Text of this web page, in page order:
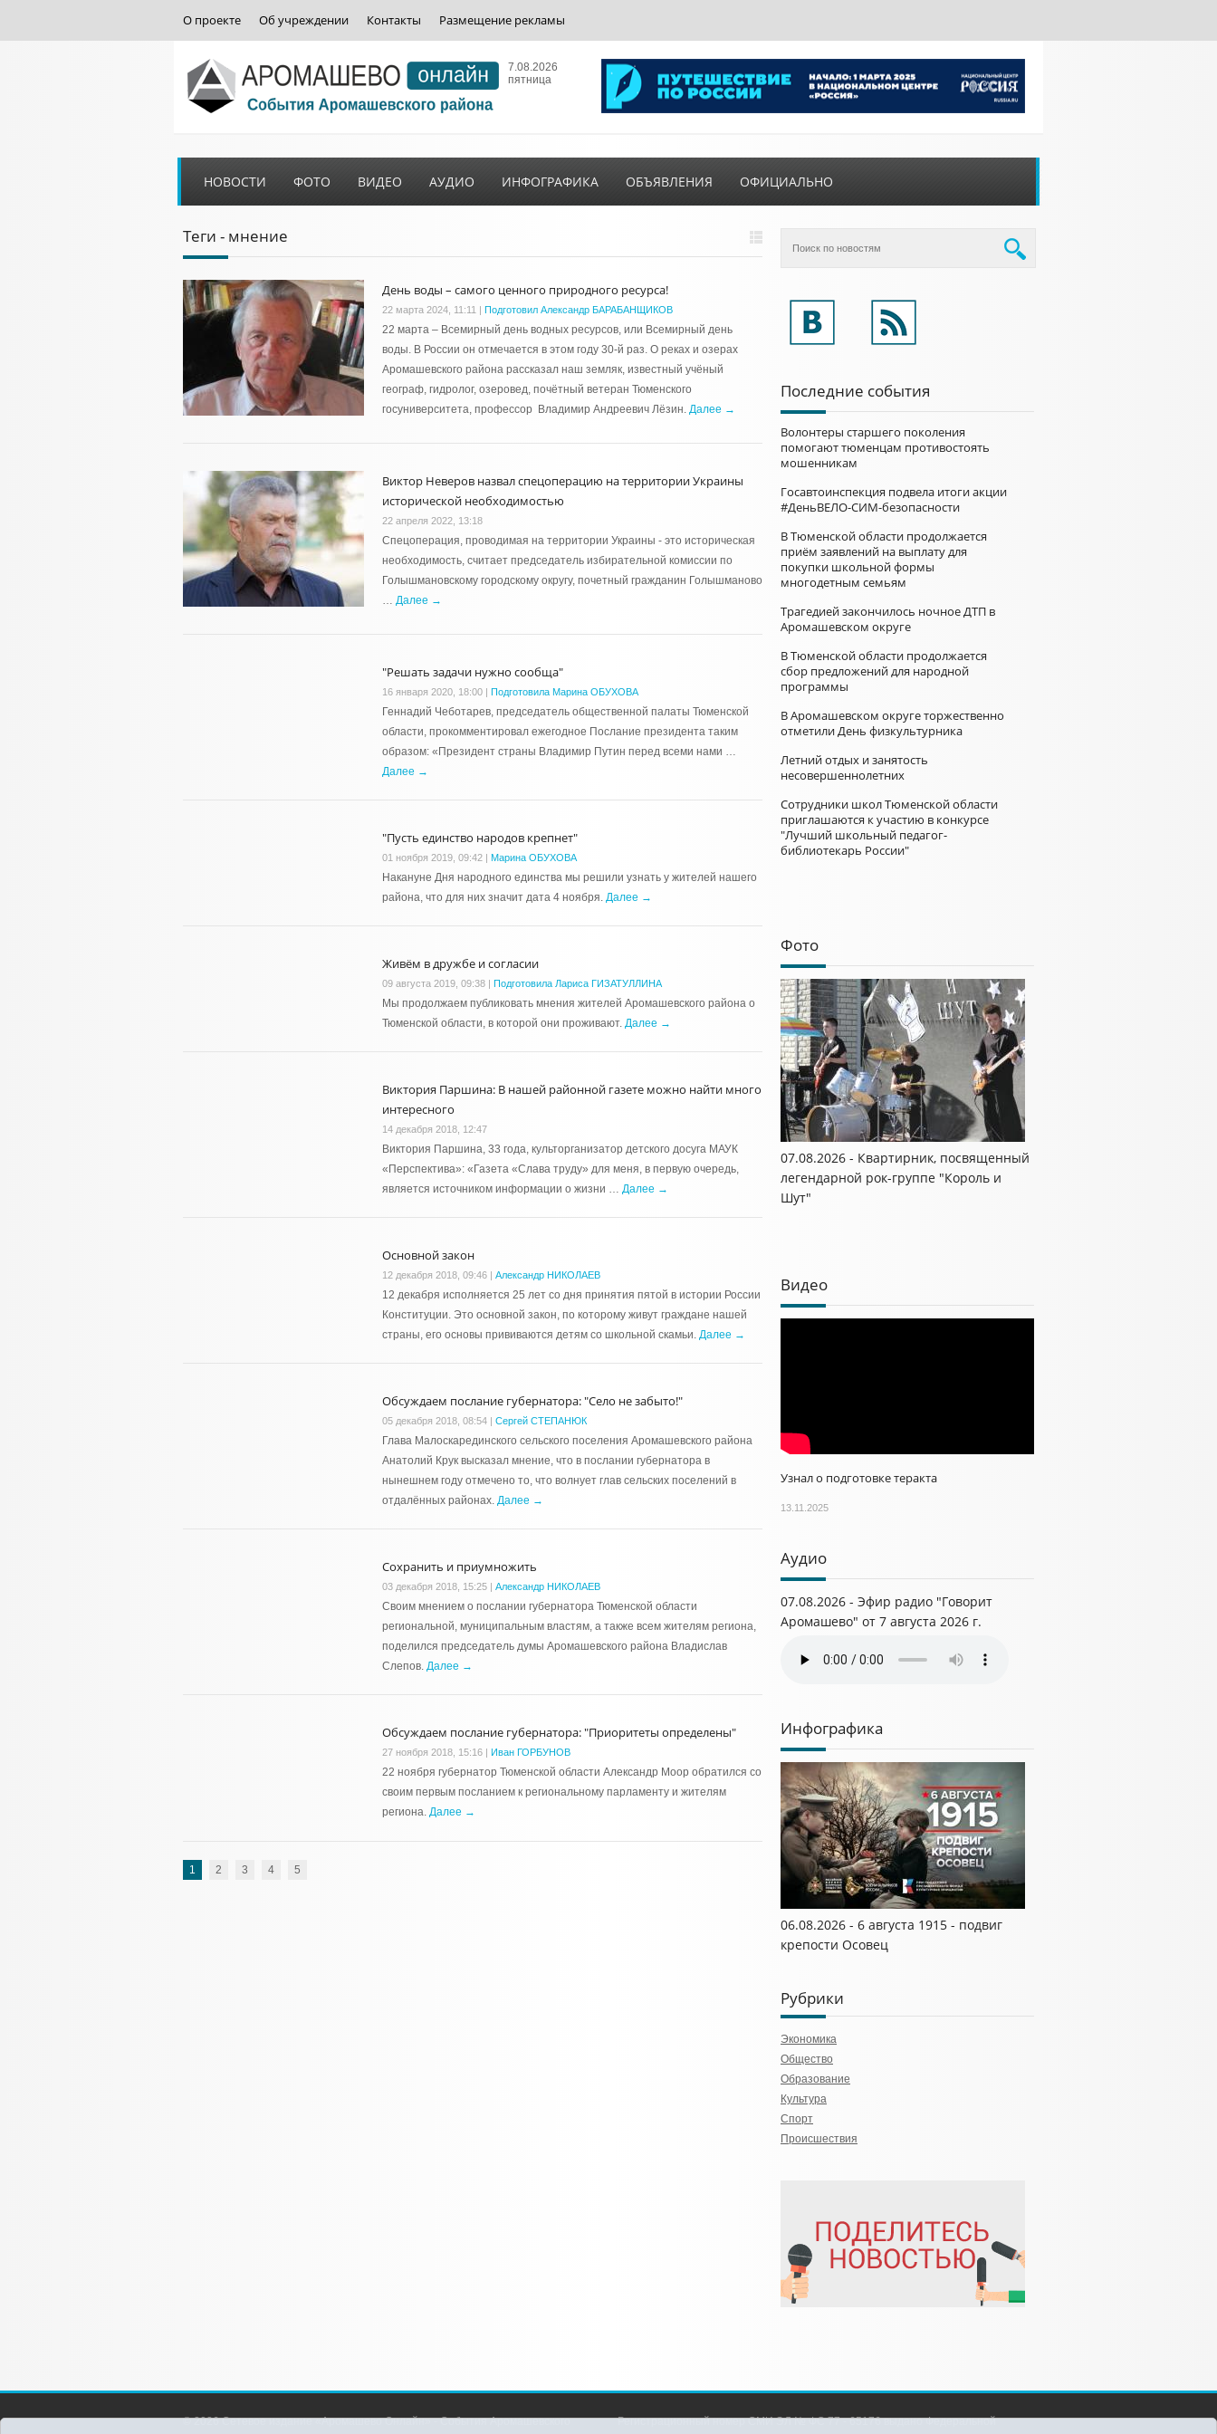
О проекте Об учреждении Контакты Размещение рекламы
7.08.2026
пятница
НОВОСТИ ФОТО ВИДЕО АУДИО ИНФОГРАФИКА ОБЪЯВЛЕНИЯ ОФИЦИАЛЬНО
Теги - мнение
День воды – самого ценного природного ресурса!
22 марта 2024, 11:11 | Подготовил Александр БАРАБАНЩИКОВ
22 марта – Всемирный день водных ресурсов, или Всемирный день
воды. В России он отмечается в этом году 30-й раз. О реках и озерах
Аромашевского района рассказал наш земляк, известный учёный
географ, гидролог, озеровед, почётный ветеран Тюменского
госуниверситета, профессор Владимир Андреевич Лёзин. Далее →
Виктор Неверов назвал спецоперацию на территории Украины
исторической необходимостью
22 апреля 2022, 13:18
Спецоперация, проводимая на территории Украины - это историческая
необходимость, считает председатель избирательной комиссии по
Голышмановскому городскому округу, почетный гражданин Голышманово
… Далее →
"Решать задачи нужно сообща"
16 января 2020, 18:00 | Подготовила Марина ОБУХОВА
Геннадий Чеботарев, председатель общественной палаты Тюменской
области, прокомментировал ежегодное Послание президента таким
образом: «Президент страны Владимир Путин перед всеми нами …
Далее →
"Пусть единство народов крепнет"
01 ноября 2019, 09:42 | Марина ОБУХОВА
Накануне Дня народного единства мы решили узнать у жителей нашего
района, что для них значит дата 4 ноября. Далее →
Живём в дружбе и согласии
09 августа 2019, 09:38 | Подготовила Лариса ГИЗАТУЛЛИНА
Мы продолжаем публиковать мнения жителей Аромашевского района о
Тюменской области, в которой они проживают. Далее →
Виктория Паршина: В нашей районной газете можно найти много
интересного
14 декабря 2018, 12:47
Виктория Паршина, 33 года, культорганизатор детского досуга МАУК
«Перспектива»: «Газета «Слава труду» для меня, в первую очередь,
является источником информации о жизни … Далее →
Основной закон
12 декабря 2018, 09:46 | Александр НИКОЛАЕВ
12 декабря исполняется 25 лет со дня принятия пятой в истории России
Конституции. Это основной закон, по которому живут граждане нашей
страны, его основы прививаются детям со школьной скамьи. Далее →
Обсуждаем послание губернатора: "Село не забыто!"
05 декабря 2018, 08:54 | Сергей СТЕПАНЮК
Глава Малоскарединского сельского поселения Аромашевского района
Анатолий Крук высказал мнение, что в послании губернатора в
нынешнем году отмечено то, что волнует глав сельских поселений в
отдалённых районах. Далее →
Сохранить и приумножить
03 декабря 2018, 15:25 | Александр НИКОЛАЕВ
Своим мнением о послании губернатора Тюменской области
региональной, муниципальным властям, а также всем жителям региона,
поделился председатель думы Аромашевского района Владислав
Слепов. Далее →
Обсуждаем послание губернатора: "Приоритеты определены"
27 ноября 2018, 15:16 | Иван ГОРБУНОВ
22 ноября губернатор Тюменской области Александр Моор обратился со
своим первым посланием к региональному парламенту и жителям
региона. Далее →
1 2 3 4 5
Последние события
Волонтеры старшего поколения
помогают тюменцам противостоять
мошенникам
Госавтоинспекция подвела итоги акции
#ДеньВЕЛО-СИМ-безопасности
В Тюменской области продолжается
приём заявлений на выплату для
покупки школьной формы
многодетным семьям
Трагедией закончилось ночное ДТП в
Аромашевском округе
В Тюменской области продолжается
сбор предложений для народной
программы
В Аромашевском округе торжественно
отметили День физкультурника
Летний отдых и занятость
несовершеннолетних
Сотрудники школ Тюменской области
приглашаются к участию в конкурсе
"Лучший школьный педагог-
библиотекарь России"
Фото
07.08.2026 - Квартирник, посвященный
легендарной рок-группе "Король и
Шут"
Видео
Узнал о подготовке теракта
13.11.2025
Аудио
07.08.2026 - Эфир радио "Говорит
Аромашево" от 7 августа 2026 г.
Инфографика
06.08.2026 - 6 августа 1915 - подвиг
крепости Осовец
Рубрики
Экономика
Общество
Образование
Культура
Спорт
Происшествия
© 2026 Сетевое издание «Аромашево Онлайн» - События Аромашевского Регистрационный номер СМИ ЭЛ № ФС 77 - 65176 выдано Федеральной